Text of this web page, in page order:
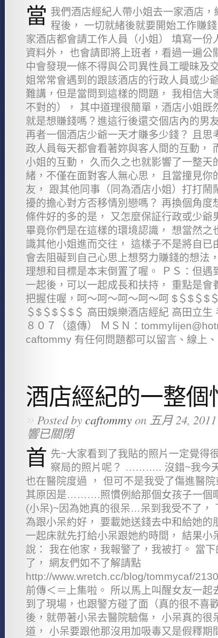
當 我們酒店經紀人帶小姐去一家酒店
程後， 一切就緒後就要開始工作賺
家酒店都會請工作人員（小姐） 填寫一份
資料外， 也會請即將上班者，看過一遍公
中會發現一條不得與公司異性員工曖昧及
姐常常會遇到的跟該酒店的行政人員或少
難講，但是當問到這樣的問題， 我相信大
不對的）， 其中道理很簡單，酒店小姐既
就是想賺錢嗎？進這行後還交個店內的男
再者一個酒店少爺一天才賺多少錢？ 且思
政人員每天都會看著妳與客人間的互動，
小姐的互動， 久而久之也就影響了一整天
緒，不僅在面對客人無心思， 且當撞見你
友， 跟其他同事（同為酒店小姐）打打鬧
擾的擔心對方否移情別戀嗎？ 再換個角度
條件好的多的是， 又怎麼保証行政或少爺
畢竟你們是在這樣的環境認識， 想當然之
識其他小姐進而交往， 這樣子不是將自已
會去阻礙到自己心思上想努力賺錢的想法
理想和目標是本末倒置了喔。 ＰＳ：但遇
一起後，可以一起成長和扶持， 重點是會
把握住喔，呵～呵～呵～呵～呵 $＄$＄$
＄$＄$＄$＄ 高田娛樂酒店經紀 高田立生
８０７（遠傳） ＭＳＮ：
caftommy 有任何問題都可以留言、線上
酒店經紀的一整個
»Posted bycaftommyon 五月 24,
響已關閉
首 先~大家看到了我貼的照片一定覺得
察局的照片呢？ ……….. 沒錯~我今
也在醫院度過 ， 但可不是我受了傷進醫
其原因是……….照慣例給那個女孩子一個
(小呆)~因為她真的很呆…呆到我受不了，
為跟小呆約好， 要載她送錢去中和給她的
一起床就先打給小呆跟她約時間， 結果小
說： 我在他家，我報警了，我被打。 當
了， 網友們如不了解請點
http://www.wretch.cc/blog/tommycaf/
前傳＜＝上集啦。 所以馬上叫醒女友一起
到了現場，也跟警方碰了面（真的很不喜
後，就帶著小呆去醫院驗傷， 小呆真的很
道， 小呆要跟他那沒用加吸毒又是假釋期